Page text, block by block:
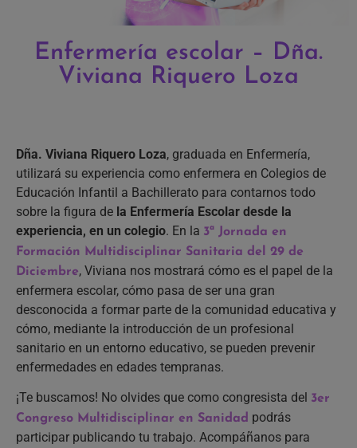
Enfermería escolar – Dña.
Viviana Riquero Loza
Dña. Viviana Riquero Loza, graduada en Enfermería,
utilizará su experiencia como enfermera en Colegios de
Educación Infantil a Bachillerato para contarnos todo
sobre la figura de la Enfermería Escolar desde la
experiencia, en un colegio. En la 3ª Jornada en
Formación Multidisciplinar Sanitaria del 29 de
Diciembre, Viviana nos mostrará cómo es el papel de la
enfermera escolar, cómo pasa de ser una gran
desconocida a formar parte de la comunidad educativa y
cómo, mediante la introducción de un profesional
sanitario en un entorno educativo, se pueden prevenir
enfermedades en edades tempranas.
¡Te buscamos! No olvides que como congresista del 3er
Congreso Multidisciplinar en Sanidad podrás
participar publicando tu trabajo. Acompáñanos para